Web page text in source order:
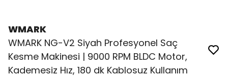
WMARK
WMARK NG-V2 Siyah Profesyonel Saç
Kesme Makinesi | 9000 RPM BLDC Motor,
Kademesiz Hız, 180 dk Kablosuz Kullanım